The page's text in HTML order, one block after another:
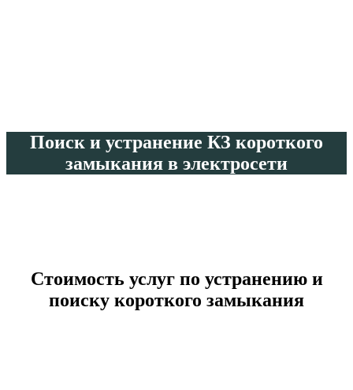
Поиск и устранение КЗ короткого
замыкания в электросети
Стоимость услуг по устранению и
поиску короткого замыкания